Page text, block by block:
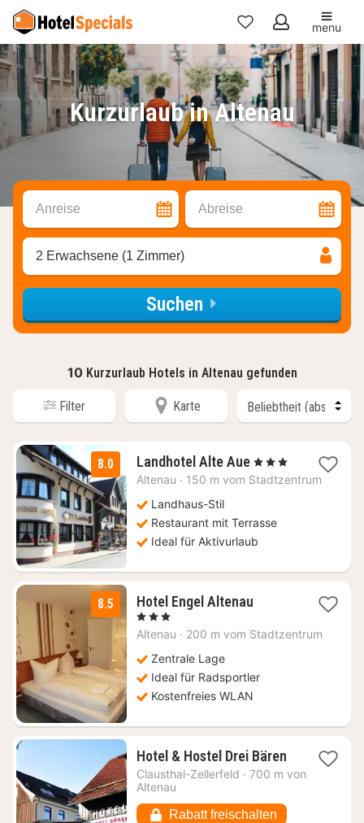
Meine
Favoriten
menu
Kurzurlaub in Altenau
Anreise Abreise
2 Erwachsene (1 Zimmer)
Suchen
10 Kurzurlaub Hotels in Altenau gefunden
Filter Karte
8.0 Landhotel Alte Aue3
Nächte
€
, 3 Sterne
Altenau · 150 m vom Stadtzentrum
Landhaus-Stil
Restaurant mit Terrasse
Ideal für Aktivurlaub
8.5 Hotel Engel Altenau1
ab
, 3 Sterne
Altenau · 200 m vom Stadtzentrum
Zentrale Lage
Ideal für Radsportler
Kostenfreies WLAN
Hotel & Hostel Drei Bären1
Nacht
€
Clausthal-Zellerfeld · 700 m von
Altenau
Rabatt freischalten